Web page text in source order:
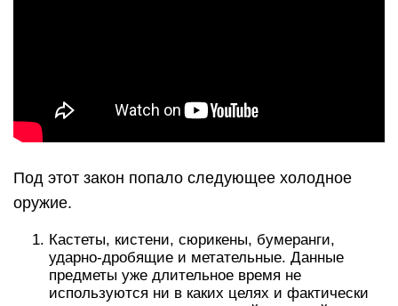
Под этот закон попало следующее холодное
оружие.
Кастеты, кистени, сюрикены, бумеранги,
ударно-дробящие и метательные. Данные
предметы уже длительное время не
используются ни в каких целях и фактически